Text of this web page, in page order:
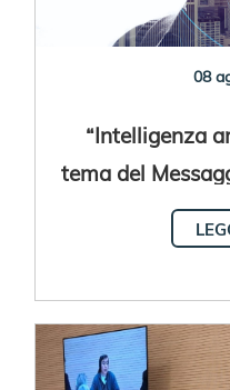
08
“Intelligenza
tema del
per la